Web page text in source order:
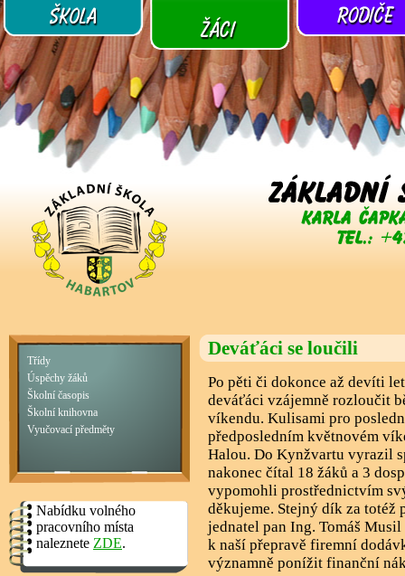
Třídy
Úspěchy žáků
Školní časopis
Školní knihovna
Vyučovací předměty
Nabídku volného
pracovního místa
naleznete ZDE.
Deváťáci se loučili
Po pěti či dokonce až devíti
deváťáci vzájemně rozloučit
víkendu. Kulisami pro
předposledním květnovém
Halou. Do Kynžvartu vyrazil
nakonec čítal 18 žáků a 3
vypomohli prostřednictvím
děkujeme. Stejný dík za totéž
jednatel pan Ing. Tomáš
k naší přepravě firemní
významně ponížit finanční